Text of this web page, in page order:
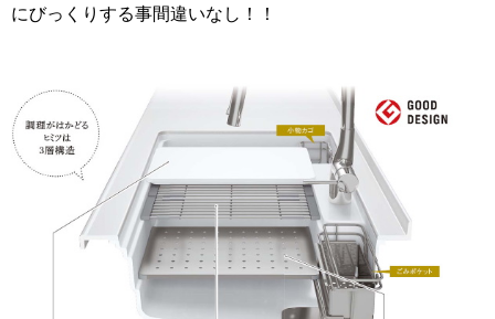
にびっくりする事間違いなし！！